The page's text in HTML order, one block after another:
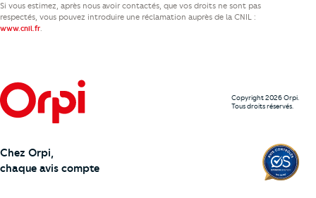
Si vous estimez, après nous avoir contactés, que vos droits ne sont pas
respectés, vous pouvez introduire une réclamation auprès de la CNIL :
www.cnil.fr.
Copyright 2026 Orpi.
Tous droits réservés.
Chez Orpi,
chaque avis compte